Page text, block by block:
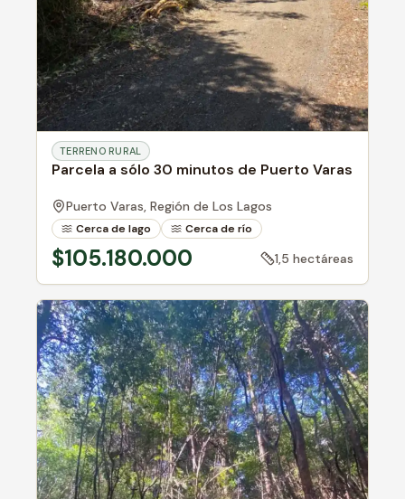
TERRENO RURAL
Parcela a sólo 30 minutos de Puerto Varas
Puerto Varas, Región de Los Lagos
Cerca de lago
Cerca de río
Bosque nativo
$105.180.000 1,5 hectáreas